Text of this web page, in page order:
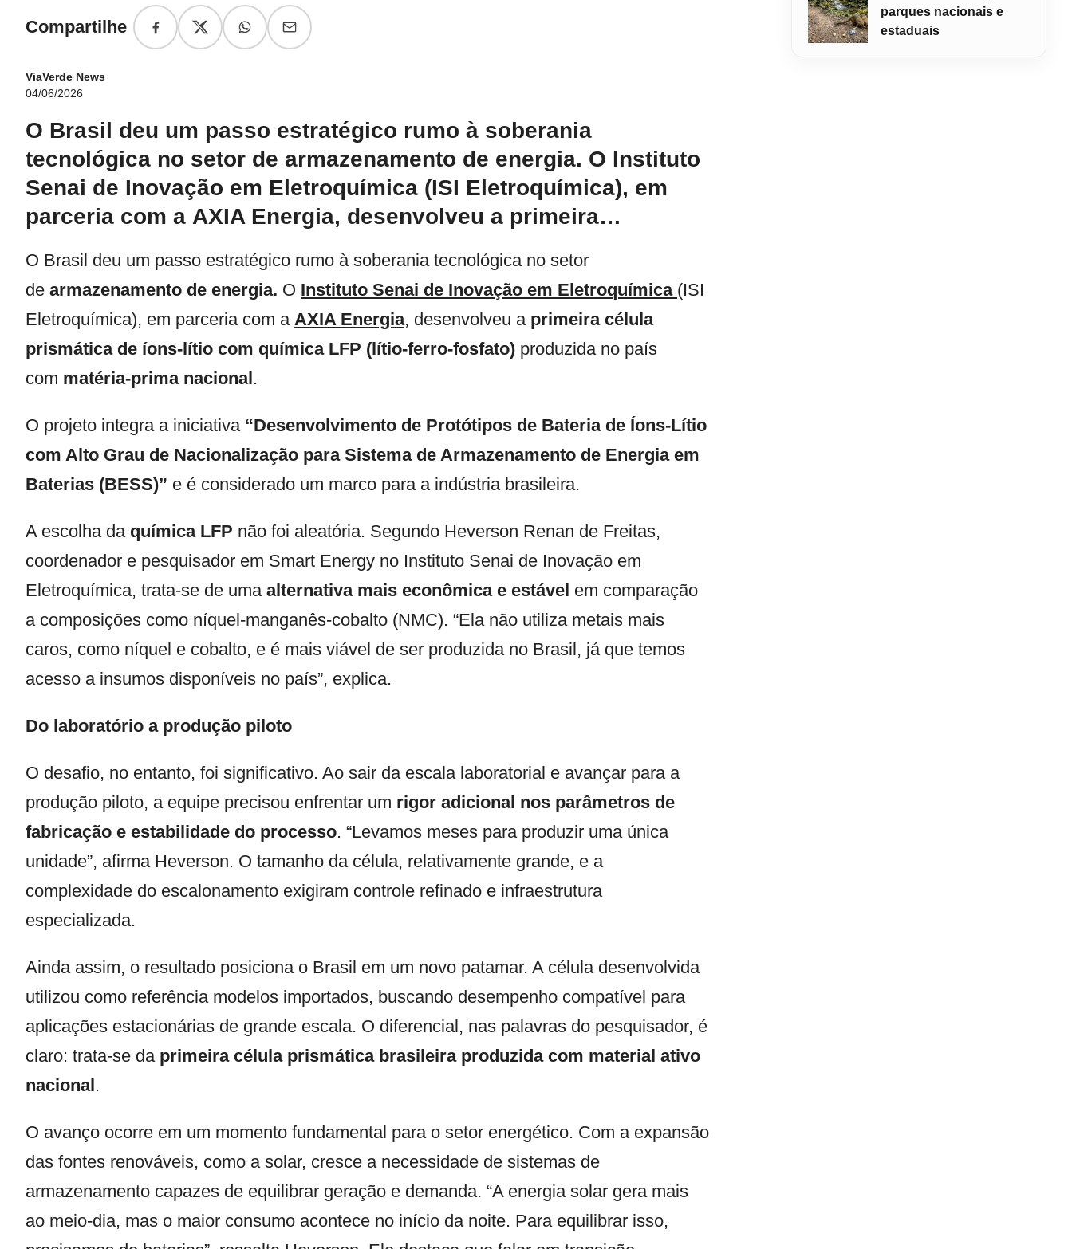
Compartilhe
ViaVerde News
04/06/2026
O Brasil deu um passo estratégico rumo à soberania
tecnológica no setor de armazenamento de energia. O Instituto
Senai de Inovação em Eletroquímica (ISI Eletroquímica), em
parceria com a AXIA Energia, desenvolveu a primeira…
O Brasil deu um passo estratégico rumo à soberania tecnológica no setor
de armazenamento de energia. O Instituto Senai de Inovação em Eletroquímica (ISI
Eletroquímica), em parceria com a AXIA Energia, desenvolveu a primeira célula
prismática de íons-lítio com química LFP (lítio-ferro-fosfato) produzida no país
com matéria-prima nacional.
O projeto integra a iniciativa“Desenvolvimento de Protótipos de Bateria de Íons-Lítio
com Alto Grau de Nacionalização para Sistema de Armazenamento de Energia em
Baterias (BESS)” e é considerado um marco para a indústria brasileira.
A escolha da química LFP não foi aleatória. Segundo Heverson Renan de Freitas,
coordenador e pesquisador em Smart Energy no Instituto Senai de Inovação em
Eletroquímica, trata-se de umaalternativa mais econômica e estável em comparação
a composições como níquel-manganês-cobalto (NMC). “Ela não utiliza metais mais
caros, como níquel e cobalto, e é mais viável de ser produzida no Brasil, já que temos
acesso a insumos disponíveis no país”, explica.
Do laboratório a produção piloto
O desafio, no entanto, foi significativo. Ao sair da escala laboratorial e avançar para a
produção piloto, a equipe precisou enfrentar um rigor adicional nos parâmetros de
fabricação e estabilidade do processo. “Levamos meses para produzir uma única
unidade”, afirma Heverson. O tamanho da célula, relativamente grande, e a
complexidade do escalonamento exigiram controle refinado e infraestrutura
especializada.
Ainda assim, o resultado posiciona o Brasil em um novo patamar. A célula desenvolvida
utilizou como referência modelos importados, buscando desempenho compatível para
aplicações estacionárias de grande escala. O diferencial, nas palavras do pesquisador, é
claro: trata-se da primeira célula prismática brasileira produzida com material ativo
nacional.
O avanço ocorre em um momento fundamental para o setor energético. Com a expansão
das fontes renováveis, como a solar, cresce a necessidade de sistemas de
armazenamento capazes de equilibrar geração e demanda. “A energia solar gera mais
ao meio-dia, mas o maior consumo acontece no início da noite. Para equilibrar isso,
parques nacionais e
estaduais